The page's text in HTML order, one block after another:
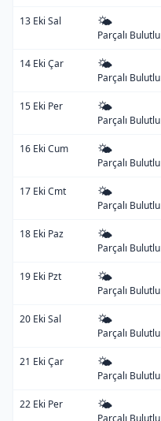
13 Eki Sal 🌤️
Parçalı Bulutlu
14 Eki Çar 🌤️
Parçalı Bulutlu
15 Eki Per 🌤️
Parçalı Bulutlu
16 Eki Cum 🌤️
Parçalı Bulutlu
17 Eki Cmt 🌤️
Parçalı Bulutlu
18 Eki Paz 🌤️
Parçalı Bulutlu
19 Eki Pzt 🌤️
Parçalı Bulutlu
20 Eki Sal 🌤️
Parçalı Bulutlu
21 Eki Çar 🌤️
Parçalı Bulutlu
22 Eki Per 🌤️
Parçalı Bulutlu